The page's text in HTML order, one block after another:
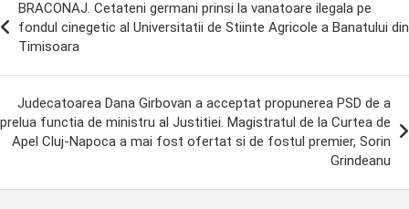
BRACONAJ. Cetateni germani prinsi la vanatoare ilegala pe
fondul cinegetic al Universitatii de Stiinte Agricole a Banatului din
Timisoara
Judecatoarea Dana Girbovan a acceptat propunerea PSD de a
prelua functia de ministru al Justitiei. Magistratul de la Curtea de
Apel Cluj-Napoca a mai fost ofertat si de fostul premier, Sorin
Grindeanu